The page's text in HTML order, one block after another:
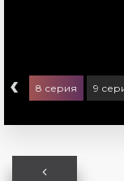
‹ 8 серия 9